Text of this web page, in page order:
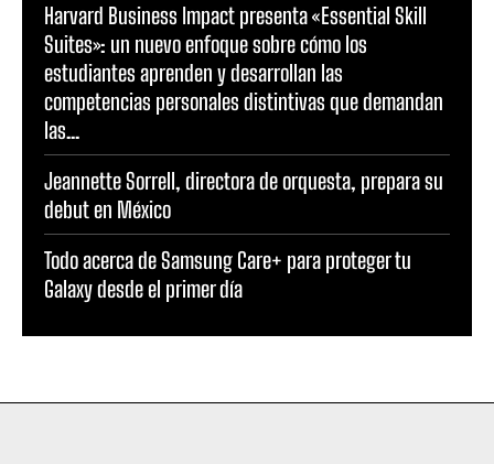
Harvard Business Impact presenta «Essential Skill
Suites»: un nuevo enfoque sobre cómo los
estudiantes aprenden y desarrollan las
competencias personales distintivas que demandan
las...
Jeannette Sorrell, directora de orquesta, prepara su
debut en México
Todo acerca de Samsung Care+ para proteger tu
Galaxy desde el primer día